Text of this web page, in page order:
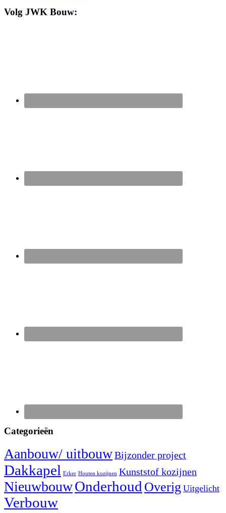
Volg JWK Bouw:
Categorieën
Aanbouw/ uitbouwBijzonder project
Dakkapel Erker Houten kozijnen Kunststof kozijnen
NieuwbouwOnderhoud Overig Uitgelicht
Verbouw